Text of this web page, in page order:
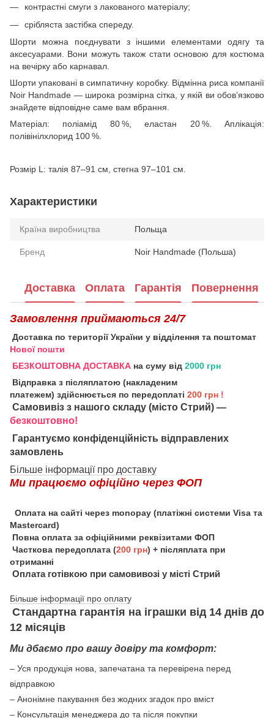
контрастні смуги з лакованого матеріалу;
срібляста застібка спереду.
Шорти можна поєднувати з іншими елементами одягу та
аксесуарами. Вони можуть також стати основою для костюма
на вечірку або карнавал.
Шорти упаковані в симпатичну коробку. Відмінна риса компанії
Noir Handmade — широка розмірна сітка, у якій ви обов’язково
знайдете відповідне саме вам вбрання.
Матеріал: поліамід 80 %, еластан 20 %. Аплікація:
полівінілхлорид 100 %.
Розмір L: талія 87–91 см, стегна 97–101 см.
Характеристики
Країна виробництва Польща
Бренд Noir Handmade (Польша)
Доставка Оплата Гарантія Повернення
Замовлення приймаються 24/7
Доставка по території України у відділення та поштомат
Нової пошти
БЕЗКОШТОВНА ДОСТАВКА на суму від 2000 грн
Відправка з післяплатою (накладеним
платежем) здійснюється по передоплаті 200 грн !
Самовивіз з нашого складу (місто Стрий) —
безкоштовно!
Гарантуємо конфіденційність відправлених
замовлень
Більше інформації про доставку
Ми працюємо офіційно через ФОП
Оплата на сайті через monopay (платіжні системи Visa та
Mastercard)
Повна оплата за офіційними реквізитами ФОП
Часткова передоплата (200 грн) + післяплата при
отриманні
Оплата готівкою при самовивозі у місті Стрий
Більше інформації про оплату
Стандартна гарантія на іграшки від 14 днів до
12 місяців
Ми дбаємо про вашу довіру та комфорт:
– Уся продукція нова, запечатана та перевірена перед
відправкою
– Анонімне пакування без жодних згадок про вміст
– Консультація менеджера до та після покупки